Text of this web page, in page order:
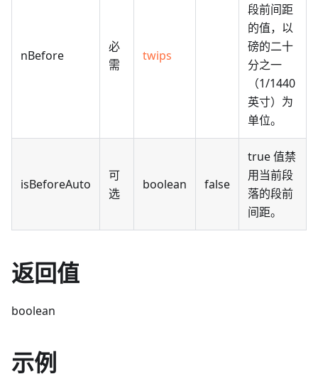
nBefore
必
需
twips
段前间距
的值，以
磅的二十
分之一
（1/1440
英寸）为
单位。
isBeforeAuto
可
选
boolean false
true 值禁
用当前段
落的段前
间距。
返回值
boolean
示例